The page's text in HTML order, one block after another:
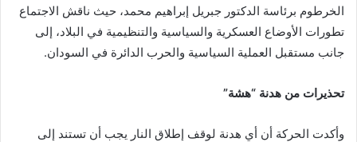
الخرطوم برئاسة الدكتور جبريل إبراهيم محمد، حيث ناقش الاجتماع
تطورات الأوضاع العسكرية والسياسية والتنظيمية في البلاد، إلى
جانب مستقبل العملية السياسية والحرب الدائرة في السودان.
تحذيرات من هدنة “هشة”
وأكدت الحركة أن أي هدنة لوقف إطلاق النار يجب أن تستند إلى